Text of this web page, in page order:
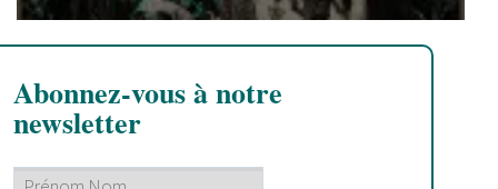
Abonnez-vous à notre
newsletter